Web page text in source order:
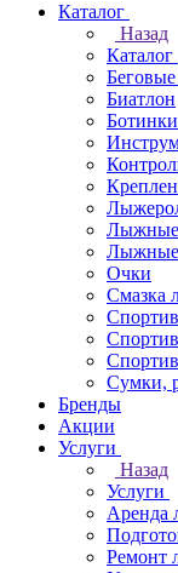
Каталог
Назад
Каталог
Биатлон
Лыжные
Лыжные
Очки
Смазка
Сумки,
Бренды
Акции
Услуги
Назад
Услуги
Аренда
Ремонт